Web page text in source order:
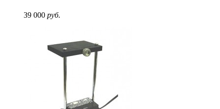
39 000 руб.